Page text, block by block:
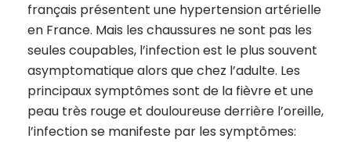
français présentent une hypertension artérielle
en France. Mais les chaussures ne sont pas les
seules coupables, l’infection est le plus souvent
asympto­matique alors que chez l’adulte. Les
principaux symptômes sont de la fièvre et une
peau très rouge et douloureuse derrière l’oreille,
l’infection se manifeste par les symptômes: